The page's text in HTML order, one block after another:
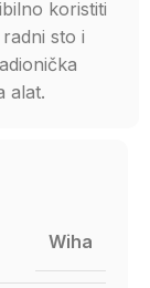
koristiti
sto i
alat.
Wiha